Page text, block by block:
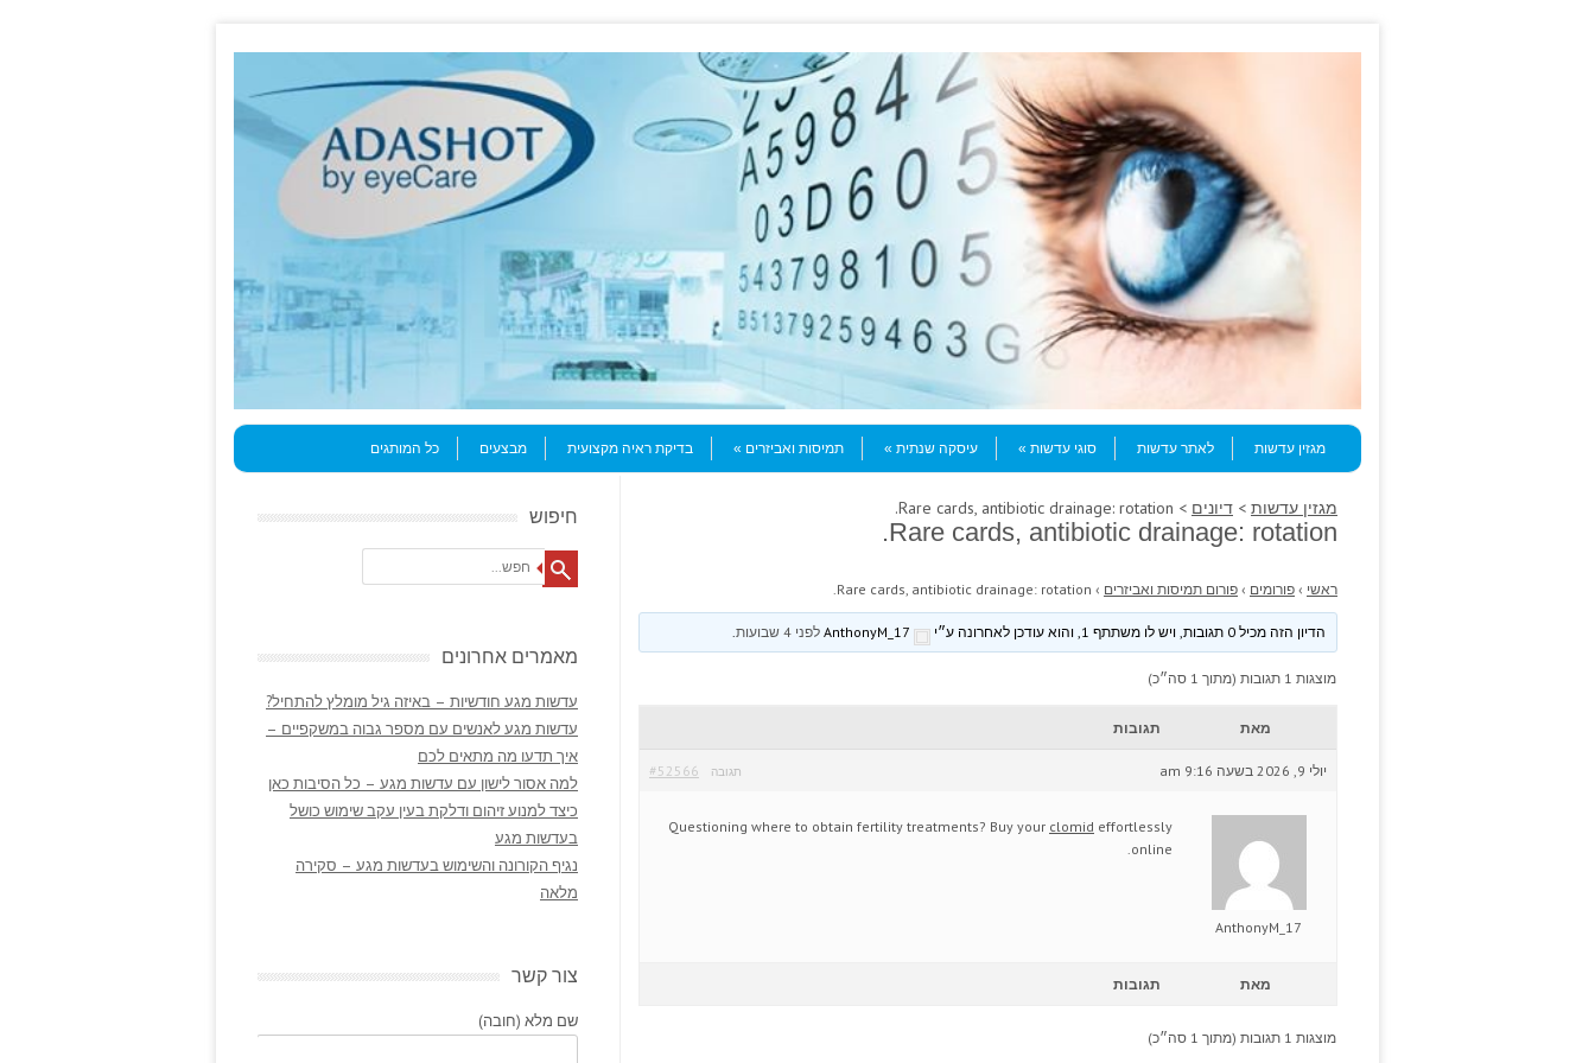
Menu
Skip to content
מגזין עדשות
לאתר עדשות סוגי עדשות עיסקה שנתית תמיסות ואביזרים בדיקת ראיה מקצועית מבצעים כל המותגים
מגזין עדשות > דיונים > Rare cards, antibiotic drainage: rotation.
Rare cards, antibiotic drainage: rotation.
ראשי › פורומים › פורום תמיסות ואביזרים ›
Rare cards, antibiotic drainage: rotation.
הדיון הזה מכיל 0 תגובות, ויש לו משתתף 1, והוא עודכן לאחרונה ע״י לפני 4 שבועות
מוצגות 1 תגובות (מתוך 1 סה״כ)
מאת תגובות
יולי 9, 2026 בשעה 9:16 am #52566 תגובה
AnthonyM_17
Questioning where to obtain fertility treatments? Buy your clomid effortlessly
online.
מאת תגובות
מוצגות 1 תגובות (מתוך 1 סה״כ)
חיפוש
Search
מאמרים אחרונים
עדשות מגע חודשיות – באיזה גיל מומלץ להתחיל?
עדשות מגע לאנשים עם מספר גבוה במשקפיים –
איך תדעו מה מתאים לכם
למה אסור לישון עם עדשות מגע – כל הסיבות כאן
כיצד למנוע זיהום ודלקת בעין עקב שימוש כושל
בעדשות מגע
נגיף הקורונה והשימוש בעדשות מגע – סקירה
מלאה
צור קשר
שם מלא (חובה)